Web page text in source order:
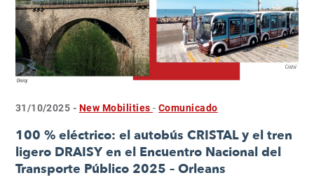
31/10/2025 - New Mobilities-Comunicado
100 % eléctrico: el autobús CRISTAL y el tren
ligero DRAISY en el Encuentro Nacional del
Transporte Público 2025 – Orleans